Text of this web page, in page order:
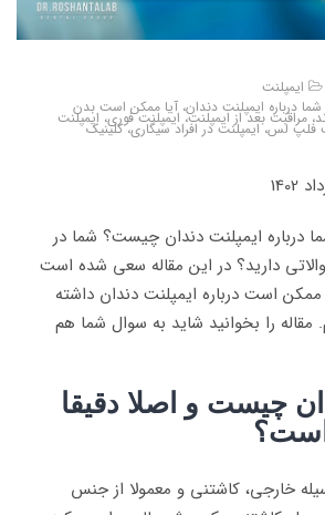
ایمپلنت
درباره ایمپلنت دندان، آیا ممکن است بدن
مراقبت بعد از ایمپلنت، ایمپلنت فوری، ایمپلنت
فلپ لس، ایمپلنت در افراد سیگاری، کلینیک
درباره ایمپلنت دندان چیست؟ شما در
دارید؟ در این مقاله سعی شده است
است درباره ایمپلنت دندان داشته
مقاله را بخوانید شاید به سوال شما هم
چیست و اصلا دقیقا
است؟
خارجی، کاشتنی و معمولا از جنس